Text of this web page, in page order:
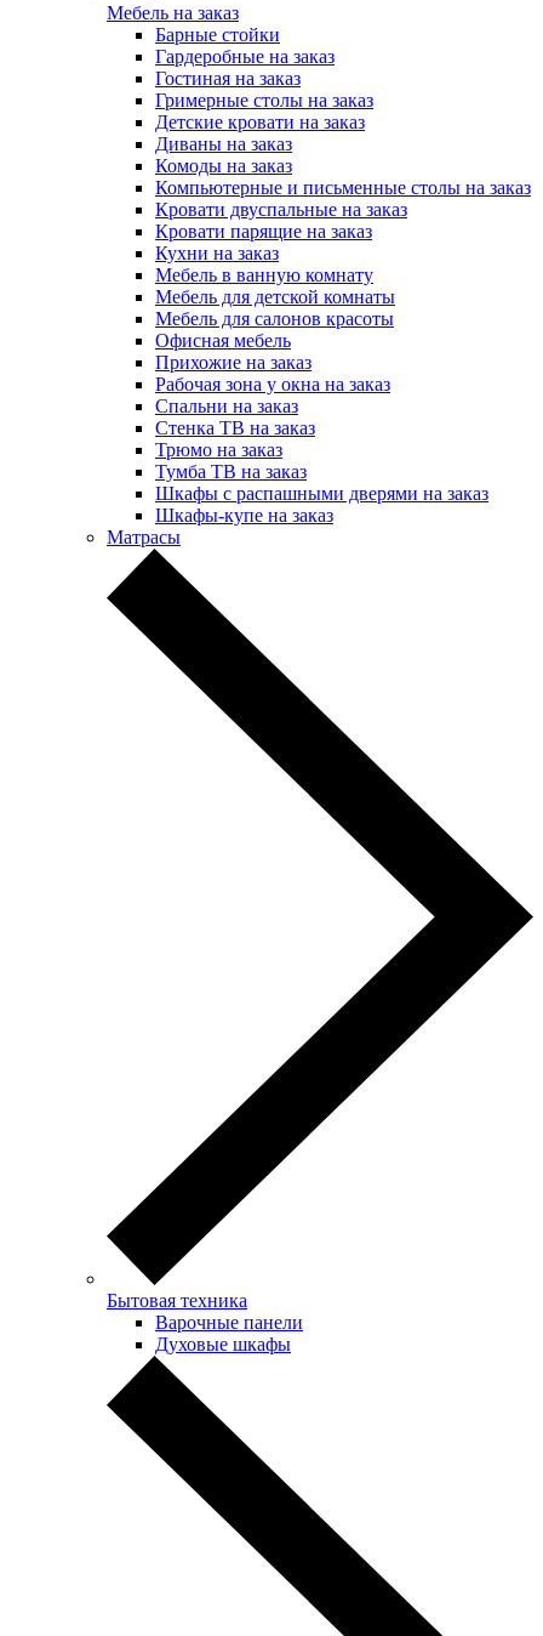
Мебель на заказ
Барные стойки
Гардеробные на заказ
Гостиная на заказ
Гримерные столы на заказ
Детские кровати на заказ
Диваны на заказ
Комоды на заказ
Компьютерные и письменные столы на заказ
Кровати двуспальные на заказ
Кровати парящие на заказ
Кухни на заказ
Мебель в ванную комнату
Мебель для детской комнаты
Мебель для салонов красоты
Офисная мебель
Прихожие на заказ
Рабочая зона у окна на заказ
Спальни на заказ
Стенка ТВ на заказ
Трюмо на заказ
Тумба ТВ на заказ
Шкафы с распашными дверями на заказ
Шкафы-купе на заказ
Матрасы
Бытовая техника
Варочные панели
Духовые шкафы